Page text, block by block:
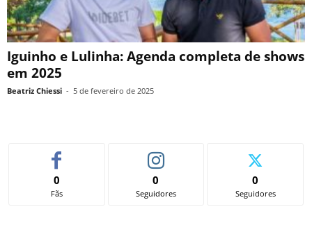
Iguinho e Lulinha: Agenda completa de shows
em 2025
Beatriz Chiessi - 5 de fevereiro de 2025
0
Fãs
0
Seguidores
0
Seguidores